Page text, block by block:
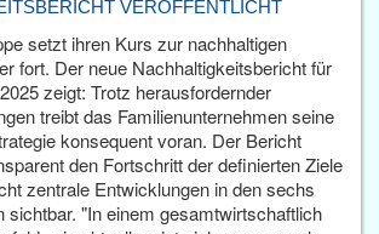
VERÖFFENTLICHT
setzt ihren Kurs zur nachhaltigen
fort. Der neue Nachhaltigkeitsbericht für
zeigt: Trotz herausfordernder
treibt das Familienunternehmen seine
konsequent voran. Der Bericht
den Fortschritt der definierten Ziele
zentrale Entwicklungen in den sechs
sichtbar. "In einem gesamtwirtschaftlich